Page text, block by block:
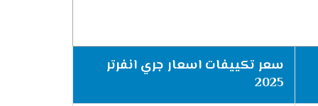
سعر تكييفات اسعار جري انفرتر
2025